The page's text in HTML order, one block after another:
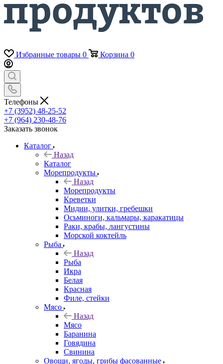
Избранные товары 0 Корзина 0
Телефоны
+7 (3952) 48-25-52
+7 (964) 230-48-76
Заказать звонок
Каталог
Назад
Каталог
Морепродукты
Назад
Морепродукты
Креветки
Мидии, улитки, гребешки
Осьминоги, кальмары, каракатицы
Раки, крабы, лангустины
Морской коктейль
Рыба
Назад
Рыба
Икра
Белая
Красная
Филе, стейки
Мясо
Назад
Мясо
Баранина
Говядина
Свинина
Овощи, ягоды, грибы фасованные